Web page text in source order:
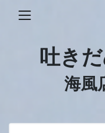
吐き
海風